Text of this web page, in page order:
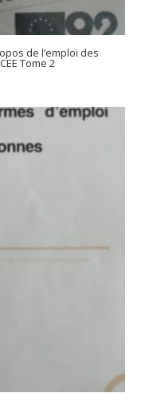
de l’emploi des
Tome 2